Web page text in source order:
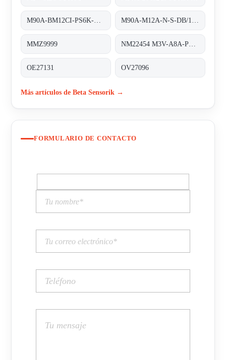
MMZ9999
OE27131 OV27096
Más artículos de Beta Sensorik →
FORMULARIO DE CONTACTO